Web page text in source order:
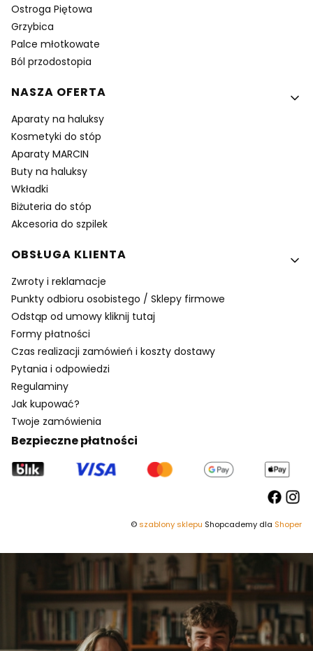
Ostroga Piętowa
Grzybica
Palce młotkowate
Ból przodostopia
NASZA OFERTA
Aparaty na haluksy
Kosmetyki do stóp
Aparaty MARCIN
Buty na haluksy
Wkładki
Biżuteria do stóp
Akcesoria do szpilek
OBSŁUGA KLIENTA
Zwroty i reklamacje
Punkty odbioru osobistego / Sklepy firmowe
Odstąp od umowy kliknij tutaj
Formy płatności
Czas realizacji zamówień i koszty dostawy
Pytania i odpowiedzi
Regulaminy
Jak kupować?
Twoje zamówienia
Bezpieczne płatności
©szablony sklepu Shopcademy dla Shoper